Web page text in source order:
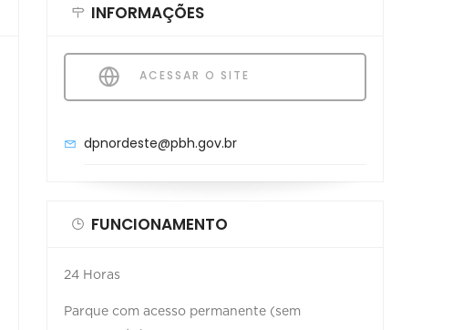
INFORMAÇÕES
ACESSAR O SITE
dpnordeste@pbh.gov.br
FUNCIONAMENTO
24 Horas
Parque com acesso permanente (sem